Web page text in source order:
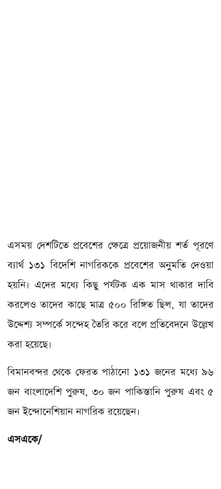
এসময় দেশটিতে প্রবেশের ক্ষেত্রে প্রয়োজনীয় শর্ত পূরণে
ব্যার্থ ১৩১ বিদেশি নাগরিককে প্রবেশের অনুমতি দেওয়া
হয়নি। এদের মধ্যে কিছু পর্যটক এক মাস থাকার দাবি
করলেও তাদের কাছে মাত্র ৫০০ রিঙ্গিত ছিল, যা তাদের
উদ্দেশ্য সম্পর্কে সন্দেহ তৈরি করে বলে প্রতিবেদনে উল্লেখ
করা হয়েছে।
বিমানবন্দর থেকে ফেরত পাঠানো ১৩১ জনের মধ্যে ৯৬
জন বাংলাদেশি পুরুষ, ৩০ জন পাকিস্তানি পুরুষ এবং ৫
জন ইন্দোনেশিয়ান নাগরিক রয়েছেন।
এসএকে/